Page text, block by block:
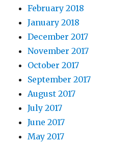
February 2018
January 2018
December 2017
November 2017
October 2017
September 2017
August 2017
July 2017
June 2017
May 2017